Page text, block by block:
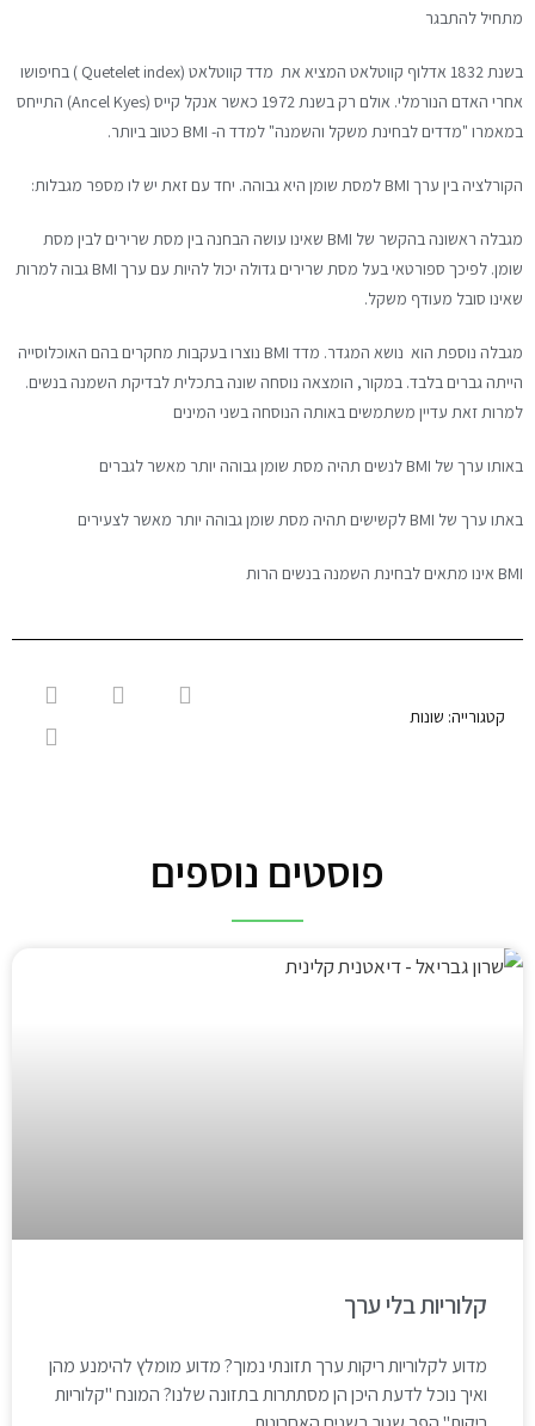
מתחיל להתבגר
בשנת 1832 אדלוף קווטלאט המציא את מדד קווטלאט (Quetelet index ) בחיפושו
אחרי האדם הנורמלי. אולם רק בשנת 1972 כאשר אנקל קייס (Ancel Kyes) התייחס
במאמרו "מדדים לבחינת משקל והשמנה" למדד ה- BMI כטוב ביותר.
הקורלציה בין ערך BMI למסת שומן היא גבוהה. יחד עם זאת יש לו מספר מגבלות:
מגבלה ראשונה בהקשר של BMI שאינו עושה הבחנה בין מסת שרירים לבין מסת
שומן. לפיכך ספורטאי בעל מסת שרירים גדולה יכול להיות עם ערך BMI גבוה למרות
שאינו סובל מעודף משקל.
מגבלה נוספת הוא נושא המגדר. מדד BMI נוצרו בעקבות מחקרים בהם האוכלוסייה
הייתה גברים בלבד. במקור, הומצאה נוסחה שונה בתכלית לבדיקת השמנה בנשים.
למרות זאת עדיין משתמשים באותה הנוסחה בשני המינים
באותו ערך של BMI לנשים תהיה מסת שומן גבוהה יותר מאשר לגברים
באתו ערך של BMI לקשישים תהיה מסת שומן גבוהה יותר מאשר לצעירים
BMI אינו מתאים לבחינת השמנה בנשים הרות
קטגורייה: שונות
פוסטים נוספים
קלוריות בלי ערך
מדוע לקלוריות ריקות ערך תזונתי נמוך? מדוע מומלץ להימנע מהן
ואיך נוכל לדעת היכן הן מסתתרות בתזונה שלנו? המונח "קלוריות